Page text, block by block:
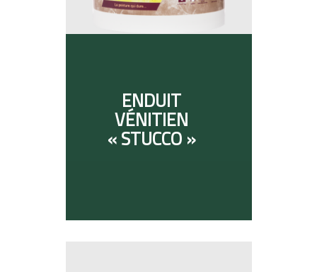
ENDUIT
VÉNITIEN
« STUCCO »